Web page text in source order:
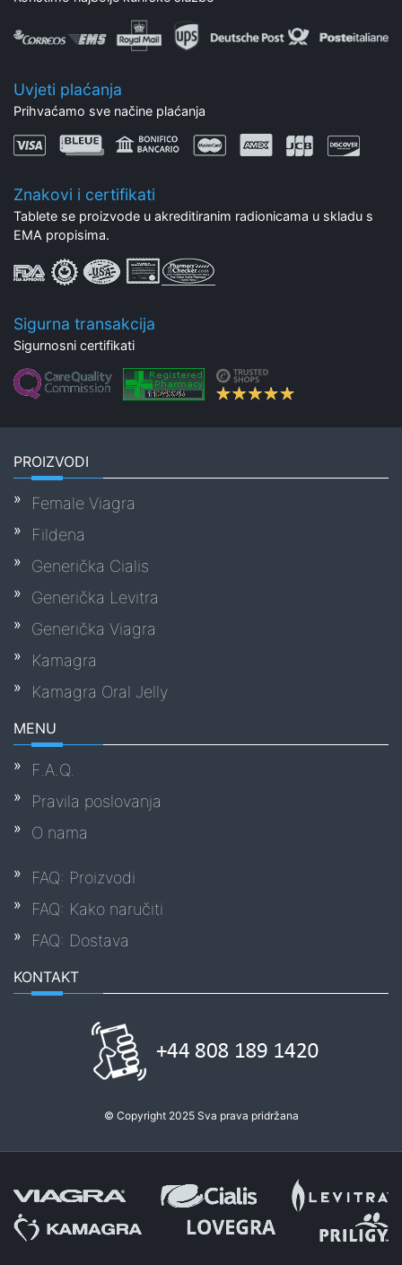
Uvjeti plaćanja
Prihvaćamo sve načine plaćanja
Znakovi i certifikati
Tablete se proizvode u akreditiranim radionicama u skladu s
EMA propisima.
Sigurna transakcija
Sigurnosni certifikati
PROIZVODI
Female Viagra
Fildena
Generička Cialis
Generička Levitra
Generička Viagra
Kamagra
Kamagra Oral Jelly
MENU
F.A.Q.
Pravila poslovanja
O nama
FAQ: Proizvodi
FAQ: Kako naručiti
FAQ: Dostava
KONTAKT
© Copyright 2025 Sva prava pridržana